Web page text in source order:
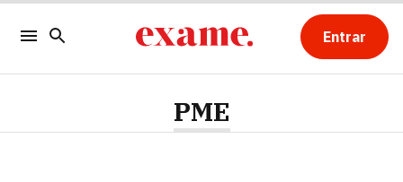
Entrar
PME